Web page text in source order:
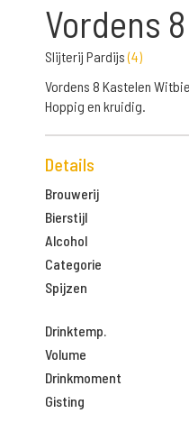
Vordens
Slijterij Pardijs(4)
Vordens 8 Kastelen
Hoppig en kruidig.
Details
Brouwerij
Bierstijl
Alcohol
Categorie
Spijzen
Drinktemp.
Volume
Drinkmoment
Gisting